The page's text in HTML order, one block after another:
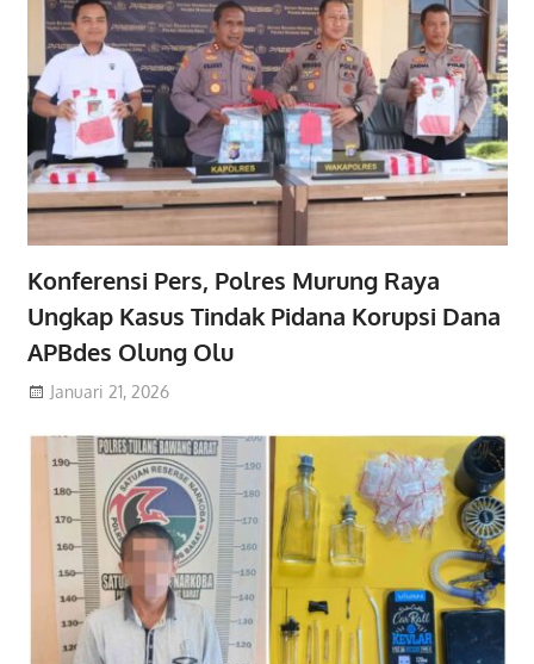
Konferensi Pers, Polres Murung Raya
Ungkap Kasus Tindak Pidana Korupsi Dana
APBdes Olung Olu
Januari 21, 2026